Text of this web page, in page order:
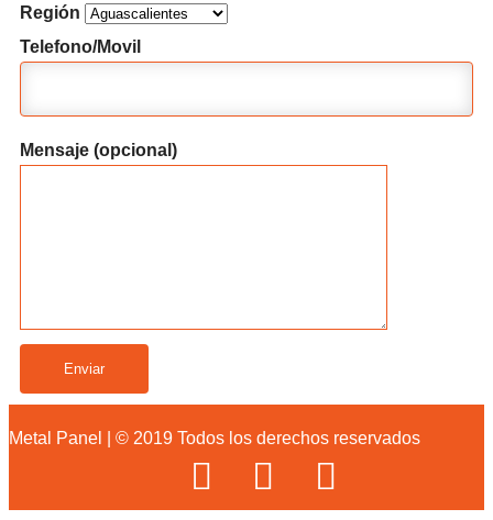
Región
Telefono/Movil
Mensaje (opcional)
Metal Panel | © 2019 Todos los derechos reservados